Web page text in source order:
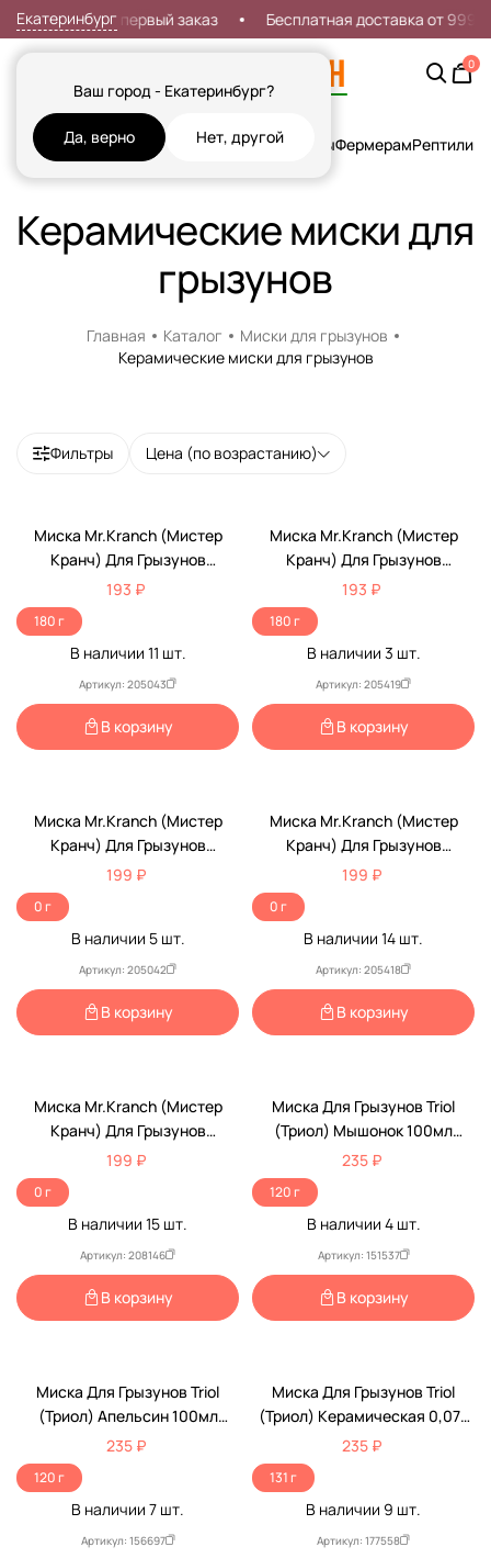
Екатеринбург
Ваш город - Екатеринбург?
Да, верно Нет, другой
Скидка 7% на первый заказ Бесплатная доставка от 999р
0
Кошки СобакиРыбы Грызуны и Хорьки ПтицыФермерамРептилии
Керамические миски для
грызунов
Главная Каталог
Миски для грызунов
Керамические миски для грызунов
Фильтры Цена (по возрастанию)
Миска Mr.Kranch (Мистер
Кранч) Для Грызунов
Керамическая Оранжевая С
Морковью 70мл
193 ₽
180 г
В наличии 11 шт.
Артикул: 205043
В корзину
Миска Mr.Kranch (Мистер
Кранч) Для Грызунов
Керамическая Зеленая С
Морковью 70мл
193 ₽
180 г
В наличии 3 шт.
Артикул: 205419
В корзину
Миска Mr.Kranch (Мистер
Кранч) Для Грызунов
Керамическая 10мл Лайм
199 ₽
0 г
В наличии 5шт.
Артикул: 205042
В корзину
Миска Mr.Kranch (Мистер
Кранч) Для Грызунов
Керамическая Арбузик 10мл
199 ₽
0 г
В наличии 14 шт.
Артикул: 205418
В корзину
Миска Mr.Kranch (Мистер
Кранч) Для Грызунов
Керамическая 10мл Апельсин
199 ₽
0 г
В наличии 15 шт.
Артикул: 208146
В корзину
Миска Для Грызунов Triol
(Триол) Мышонок 100мл
8,5*2,5см Керамическая
235 ₽
120 г
В наличии 4шт.
Артикул: 151537
В корзину
Миска Для Грызунов Triol
(Триол) Апельсин 100мл
Керамическая 8,5*2,5см
235 ₽
120 г
В наличии 7 шт.
Артикул: 156697
Миска Для Грызунов Triol
(Триол) Керамическая 0,07л
Сердечко 30231038
235 ₽
131 г
В наличии 9 шт.
Артикул: 177558